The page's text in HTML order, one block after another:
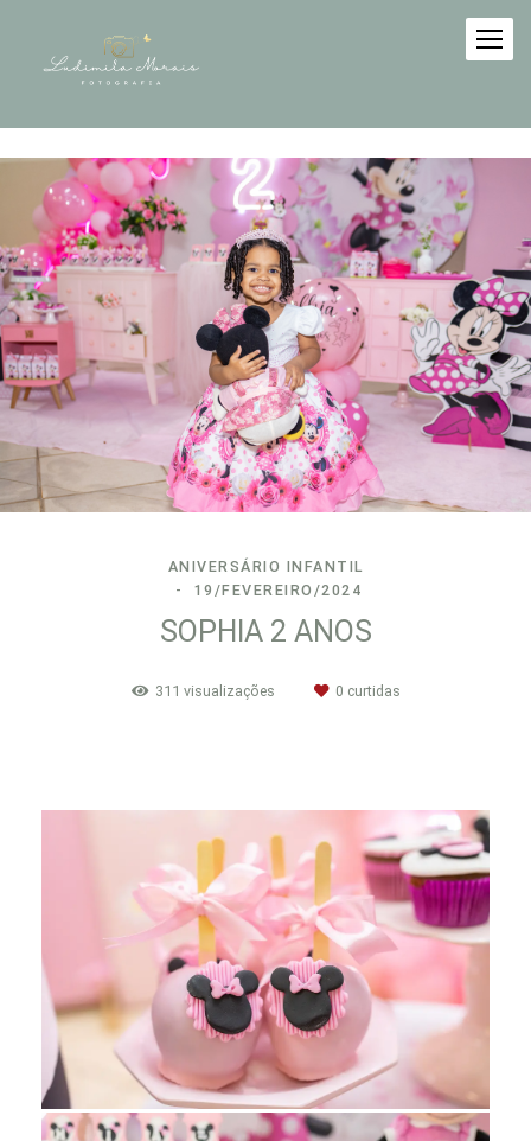
ANIVERSÁRIO INFANTIL
19/FEVEREIRO/2024
SOPHIA 2 ANOS
311 visualizações 0 curtidas